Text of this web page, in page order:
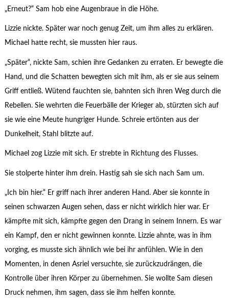
„Erneut?“ Sam hob eine Augenbraue in die Höhe.
Lizzie nickte. Später war noch genug Zeit, um ihm alles zu erklären.
Michael hatte recht, sie mussten hier raus.
„Später“, nickte Sam, schien ihre Gedanken zu erraten. Er bewegte die
Hand, und die Schatten bewegten sich mit ihm, als er sie aus seinem
Griff entließ. Wütend fauchten sie, bahnten sich ihren Weg durch die
Rebellen. Sie wehrten die Feuerbälle der Krieger ab, stürzten sich auf
sie wie eine Meute hungriger Hunde. Schreie ertönten aus der
Dunkelheit, Stahl blitzte auf.
Michael zog Lizzie mit sich. Er strebte in Richtung des Flusses.
Sie stolperte hinter ihm drein. Hastig sah sie sich nach Sam um.
„Ich bin hier.“ Er griff nach ihrer anderen Hand. Aber sie konnte in
seinen schwarzen Augen sehen, dass er nicht wirklich hier war. Er
kämpfte mit sich, kämpfte gegen den Drang in seinem Innern. Es war
ein Kampf, den er nicht gewinnen konnte. Lizzie ahnte, was in ihm
vorging, es musste sich ähnlich wie bei ihr anfühlen. Wie in den
Momenten, in denen Asriel versuchte, sie zurückzudrängen, die
Kontrolle über ihren Körper zu übernehmen. Sie wollte Sam diesen
Druck nehmen, ihm sagen, dass sie ihm helfen konnte.